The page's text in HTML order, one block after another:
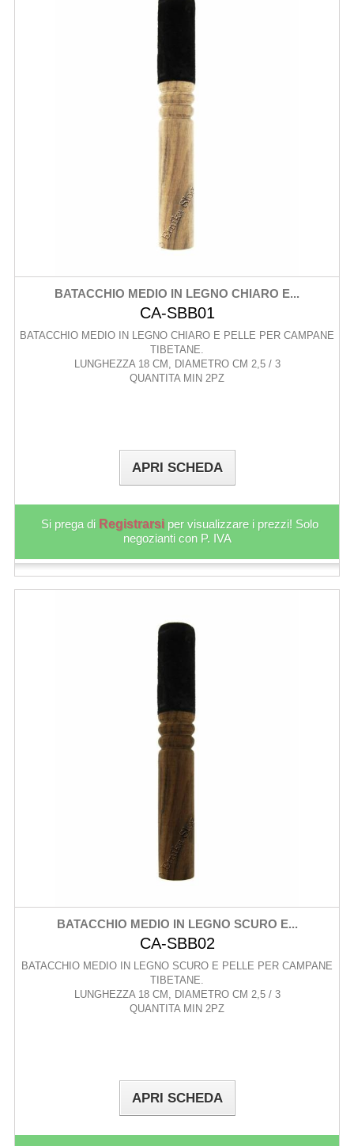
BATACCHIO MEDIO IN LEGNO CHIARO E...
CA-SBB01
BATACCHIO MEDIO IN LEGNO CHIARO E PELLE PER CAMPANE
TIBETANE.
LUNGHEZZA 18 CM, DIAMETRO CM 2,5 / 3
QUANTITA MIN 2PZ
APRI SCHEDA
Si prega di Registrarsi per visualizzare i prezzi! Solo
negozianti con P. IVA
BATACCHIO MEDIO IN LEGNO SCURO E...
CA-SBB02
BATACCHIO MEDIO IN LEGNO SCURO E PELLE PER CAMPANE
TIBETANE.
LUNGHEZZA 18 CM, DIAMETRO CM 2,5 / 3
QUANTITA MIN 2PZ
APRI SCHEDA